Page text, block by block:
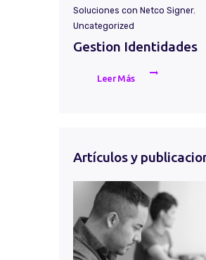
Soluciones con Netco Signer,
Uncategorized
Gestion Identidades
Leer Más
Artículos y